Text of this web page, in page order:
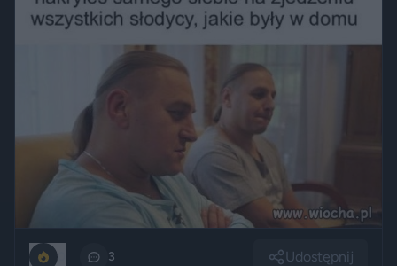
3 Udostępnij